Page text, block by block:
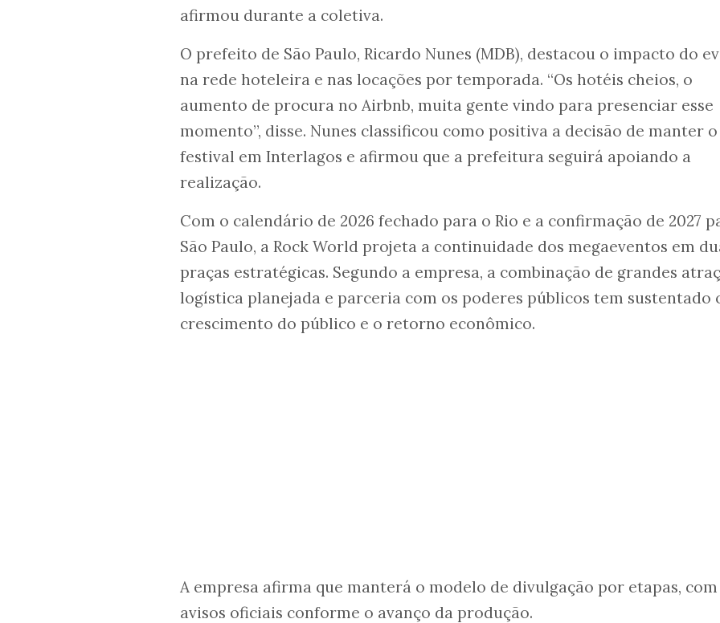
afirmou durante a coletiva.
O prefeito de São Paulo, Ricardo Nunes (MDB), destacou o impacto do
na rede hoteleira e nas locações por temporada. “Os hotéis cheios, o
aumento de procura no Airbnb, muita gente vindo para presenciar esse
momento”, disse. Nunes classificou como positiva a decisão de manter o
festival em Interlagos e afirmou que a prefeitura seguirá apoiando a
realização.
Com o calendário de 2026 fechado para o Rio e a confirmação de 2027
São Paulo, a Rock World projeta a continuidade dos megaeventos em
praças estratégicas. Segundo a empresa, a combinação de grandes
logística planejada e parceria com os poderes públicos tem sustentado
crescimento do público e o retorno econômico.
A empresa afirma que manterá o modelo de divulgação por etapas, com
avisos oficiais conforme o avanço da produção.